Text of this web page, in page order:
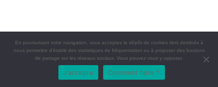
En poursuivant votre navigation, vous acceptez le dépôt de cookies tiers destinés à
nous permettre d’établir des statistiques de fréquentation ou à proposer des boutons
de partage sur les réseaux sociaux. Vous pouvez vous y opposer.
J'accepte Comment faire ?